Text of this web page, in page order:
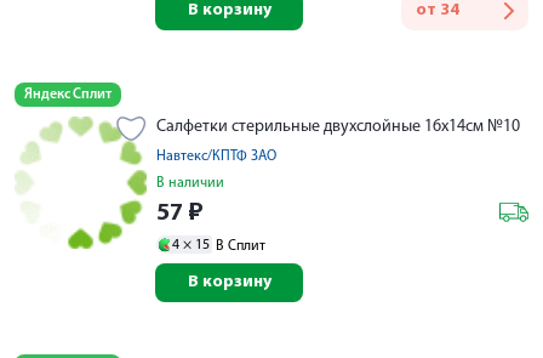
от 34
В корзину
Яндекс Сплит
Салфетки стерильные двухслойные 16х14см №10
Навтекс/КПТФ ЗАО
В наличии
57 ₽
4 × 15 В Сплит
В корзину